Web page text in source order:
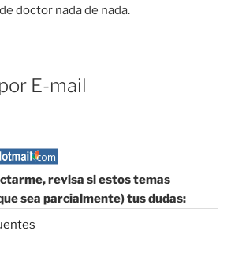
doctor nada de nada.
E-mail
revisa si estos temas
sea parcialmente) tus dudas: